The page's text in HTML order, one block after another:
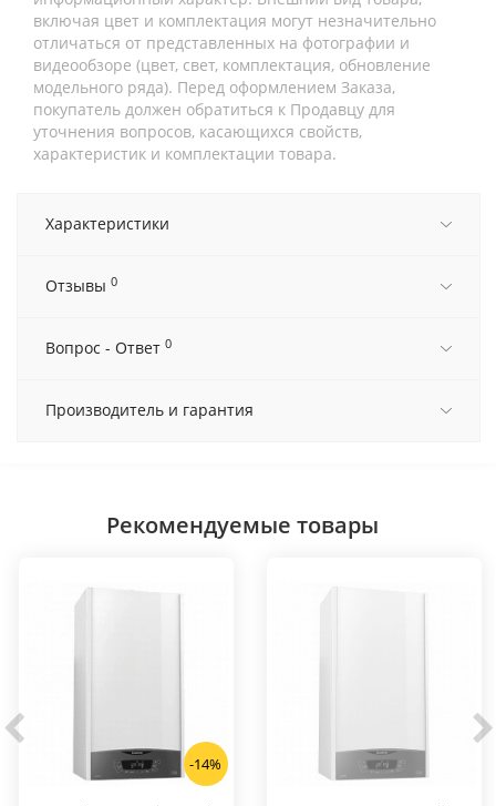
включая цвет и комплектация могут незначительно
отличаться от представленных на фотографии и
видеообзоре (цвет, свет, комплектация, обновление
модельного ряда). Перед оформлением Заказа,
покупатель должен обратиться к Продавцу для
уточнения вопросов, касающихся свойств,
характеристик и комплектации товара.
Характеристики
Отзывы 0
Вопрос - Ответ 0
Производитель и гарантия
Рекомендуемые товары
-14%